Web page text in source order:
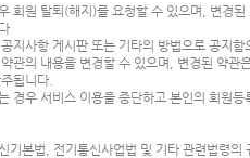
회원 탈퇴(해지)를 요청할 수 있으며, 변경
지사항 게시판 또는 기타의 방법으로 공지
관의 내용을 변경할 수 있으며, 변경된 약
됩니다.
경우 서비스 이용을 중단하고 본인의 회원
기본법, 전기통신사업법 및 기타 관련법령